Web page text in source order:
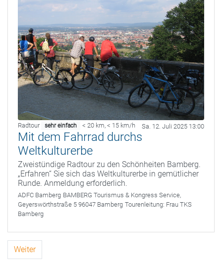
Radtour sehr einfach < 20 km, < 15 km/h Sa. 12. Juli 2025 13:00
Mit dem Fahrrad durchs
Weltkulturerbe
Zweistündige Radtour zu den Schönheiten Bamberg.
„Erfahren“ Sie sich das Weltkulturerbe in gemütlicher
Runde. Anmeldung erforderlich.
ADFC Bamberg BAMBERG Tourismus & Kongress Service,
Geyerswörthstraße 5 96047 Bamberg Tourenleitung: Frau TKS
Bamberg
Weiter